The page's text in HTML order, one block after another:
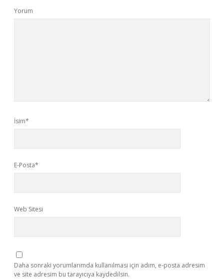
Yorum
İsim*
E-Posta*
Web Sitesi
Daha sonraki yorumlarımda kullanılması için adım, e-posta adresim
ve site adresim bu tarayıcıya kaydedilsin.